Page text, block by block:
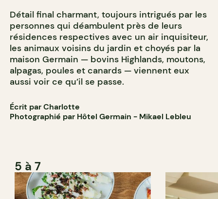
Détail final charmant, toujours intrigués par les
personnes qui déambulent près de leurs
résidences respectives avec un air inquisiteur,
les animaux voisins du jardin et choyés par la
maison Germain — bovins Highlands, moutons,
alpagas, poules et canards — viennent eux
aussi voir ce qu’il se passe.
Écrit par Charlotte
Photographié par Hôtel Germain - Mikael Lebleu
5 à 7